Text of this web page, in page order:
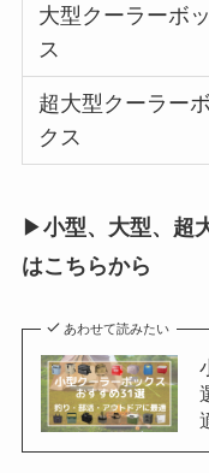
大型クーラーボ
ス
超大型クーラー
クス
▶︎小型、大型、超
はこちらから
あわせて読みたい